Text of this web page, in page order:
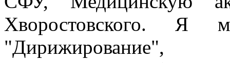
Хворостовского. Я
"Дирижирование",